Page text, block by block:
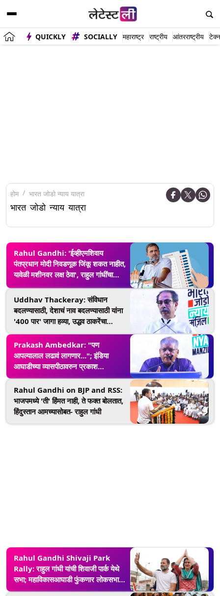
QUICKLY SOCIALLY महाराष्ट्र राष्ट्रीय आंतरराष्ट्रीय
होम भारत जोडो न्याय यात्रा
भारत जोडो न्याय यात्रा
Rahul Gandhi: 'ईव्हीएमशिवाय
पंतप्रधान मोदी निवडणूक जिंकू शकत नाहीत,
यावेळी मशीनवर लक्ष ठेवा', राहुल गांधींचा
निवडणूक आयोग आणि भाजपवर निशाणा
Uddhav Thackeray: संविधान
बदलण्यासाठी, देशाचं नाव बदलण्यासाठी यांना
'400 पार' जागा हव्या, उद्धव ठाकरेंचा
भाजपवर निशाणा
Prakash Ambedkar: "पण
आपल्यालाल लढावं लागणार..."; इंडिया
आघाडीच्या व्यासपीठावरुन प्रकाश
आंबेडकरांचा एल्गार
Rahul Gandhi on BJP and RSS:
भाजपमध्ये 'ती' हिंमत नाही, ते फक्त बोलतात,
हिंदुस्तान आमच्यासोबत- राहुल गांधी
Rahul Gandhi Shivaji Park
Rally: राहुल गांधी यांची शिवाजी पार्क येथे
सभा; महाविकासआघाडी फुंकणार लोकसभा
निवडणुकीचे रणशिंग